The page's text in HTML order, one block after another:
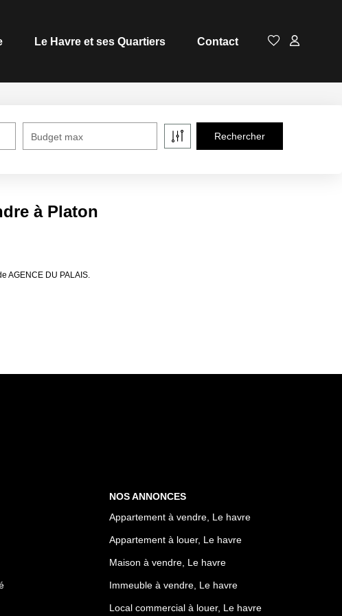
Le Havre et ses Quartiers Contact
Budget max
à Platon
AGENCE DU PALAIS.
NOS ANNONCES
Appartement à vendre, Le havre
Appartement à louer, Le havre
Maison à vendre, Le havre
Immeuble à vendre, Le havre
Local commercial à louer, Le havre